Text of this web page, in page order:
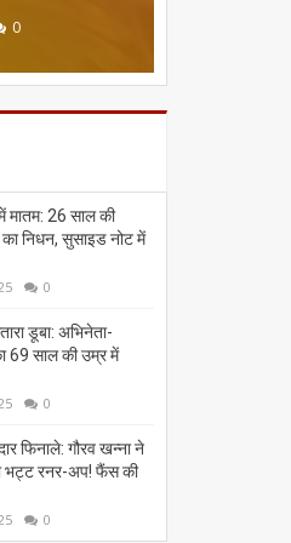
0
0
0
0
0
मातम: 26 साल की
का निधन, सुसाइड नोट में
0
डूबा: अभिनेता-
69 साल की उम्र में
0
फिनाले: गौरव खन्ना ने
भट्ट रनर-अप! फैंस की
0